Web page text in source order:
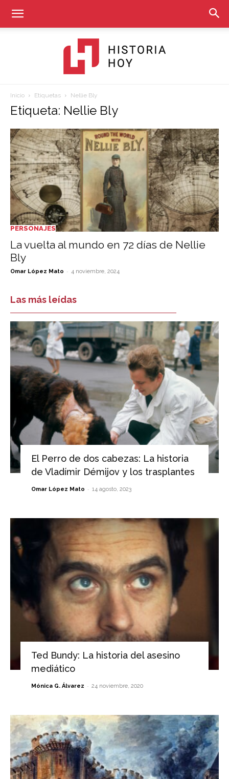
Hoy
Inicio Etiquetas Nellie Bly
Etiqueta: Nellie Bly
PERSONAJES
La vuelta al mundo en 72 días de Nellie
Bly
Omar López Mato - 4 noviembre, 2024
Las más leídas
El Perro de dos cabezas: La historia
de Vladímir Démijov y los trasplantes
Omar López Mato - 14 agosto, 2023
Ted Bundy: La historia del asesino
mediático
Mónica G. Álvarez - 24 noviembre, 2020